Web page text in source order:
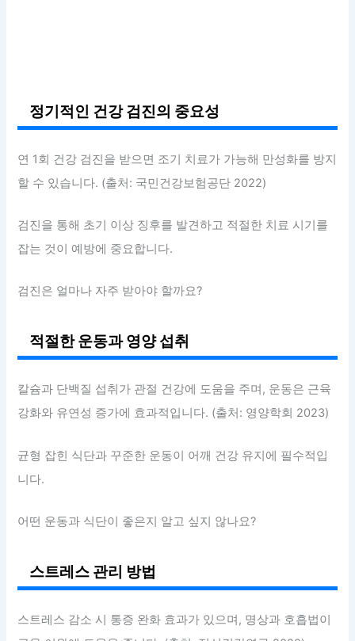
정기적인 건강 검진의 중요성
연 1회 건강 검진을 받으면 조기 치료가 가능해 만성화를 방지
할 수 있습니다. (출처: 국민건강보험공단 2022)
검진을 통해 초기 이상 징후를 발견하고 적절한 치료 시기를
잡는 것이 예방에 중요합니다.
검진은 얼마나 자주 받아야 할까요?
적절한 운동과 영양 섭취
칼슘과 단백질 섭취가 관절 건강에 도움을 주며, 운동은 근육
강화와 유연성 증가에 효과적입니다. (출처: 영양학회 2023)
균형 잡힌 식단과 꾸준한 운동이 어깨 건강 유지에 필수적입
니다.
어떤 운동과 식단이 좋은지 알고 싶지 않나요?
스트레스 관리 방법
스트레스 감소 시 통증 완화 효과가 있으며, 명상과 호흡법이